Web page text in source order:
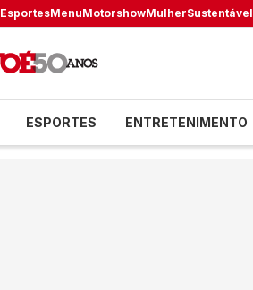
EsportesMenuMotorshowMulherSustentável
ESPORTES ENTRETENIMENTO